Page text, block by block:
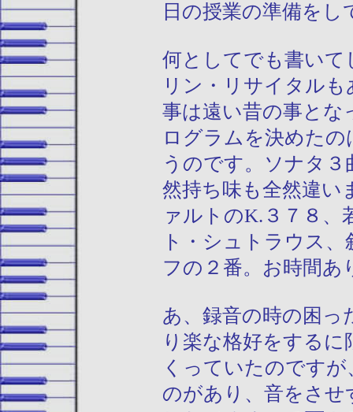
日の授業の準備を
何としてでも書いて
リン・リサイタル
事は遠い昔の事とな
ログラムを決めた
うのです。ソナタ３
然持ち味も全然違い
ァルトのK.３７８
ト・シュトラウス
フの２番。お時間
あ、録音の時の困っ
り楽な格好をする
くっていたのです
のがあり、音をさ